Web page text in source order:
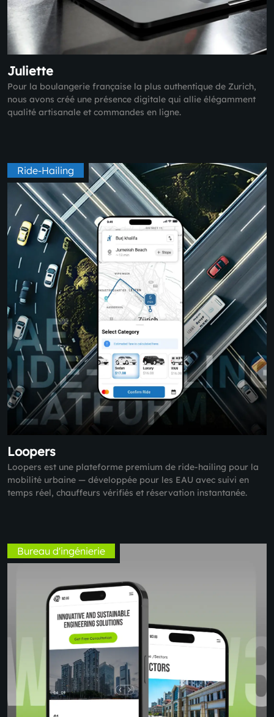
Juliette
Pour la boulangerie française la plus authentique de Zurich,
nous avons créé une présence digitale qui allie élégamment
qualité artisanale et commandes en ligne.
Ride-Hailing
Loopers
Loopers est une plateforme premium de ride-hailing pour la
mobilité urbaine — développée pour les EAU avec suivi en
temps réel, chauffeurs vérifiés et réservation instantanée.
Bureau d'ingénierie